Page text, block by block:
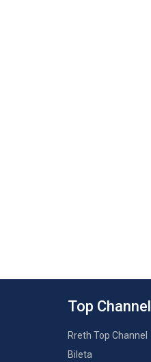
Top Channel
Rreth Top Channel
Bileta